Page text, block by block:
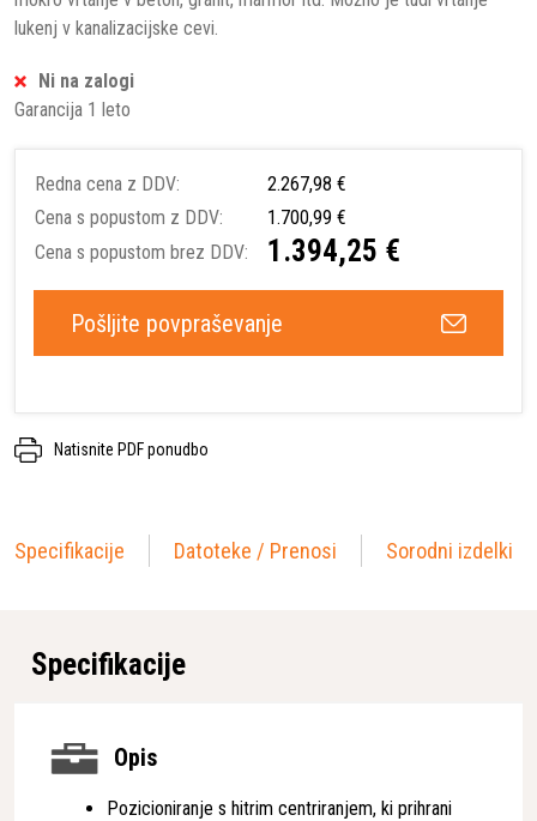
lukenj v kanalizacijske cevi.
Ni na zalogi
Garancija 1 leto
Redna cena z DDV:
2.267,98 €
Cena s popustom z DDV:
1.700,99 €
Cena s popustom brez DDV:
1.394,25 €
Pošljite povpraševanje
Natisnite PDF ponudbo
Specifikacije Datoteke / Prenosi Sorodni izdelki
Specifikacije
Opis
Pozicioniranje s hitrim centriranjem, ki prihrani